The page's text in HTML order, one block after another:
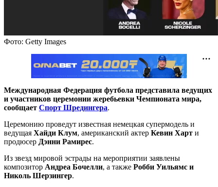
Фото: Getty Images
Международная Федерация футбола представила ведущих
и участников церемонии жеребьевки Чемпионата мира,
сообщает Спорт Шредингера.
Церемонию проведут известная немецкая супермодель и
ведущая Хайди Клум, американский актер Кевин Харт и
продюсер Дэнни Рамирес.
Из звезд мировой эстрады на мероприятии заявлены
композитор Андреа Бочелли, а также Робби Уильямс и
Николь Шерзингер.